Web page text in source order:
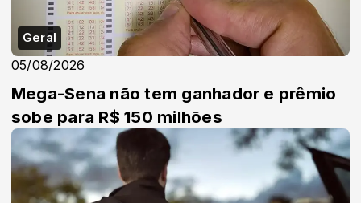
Geral
05/08/2026
Mega-Sena não tem ganhador e prêmio
sobe para R$ 150 milhões